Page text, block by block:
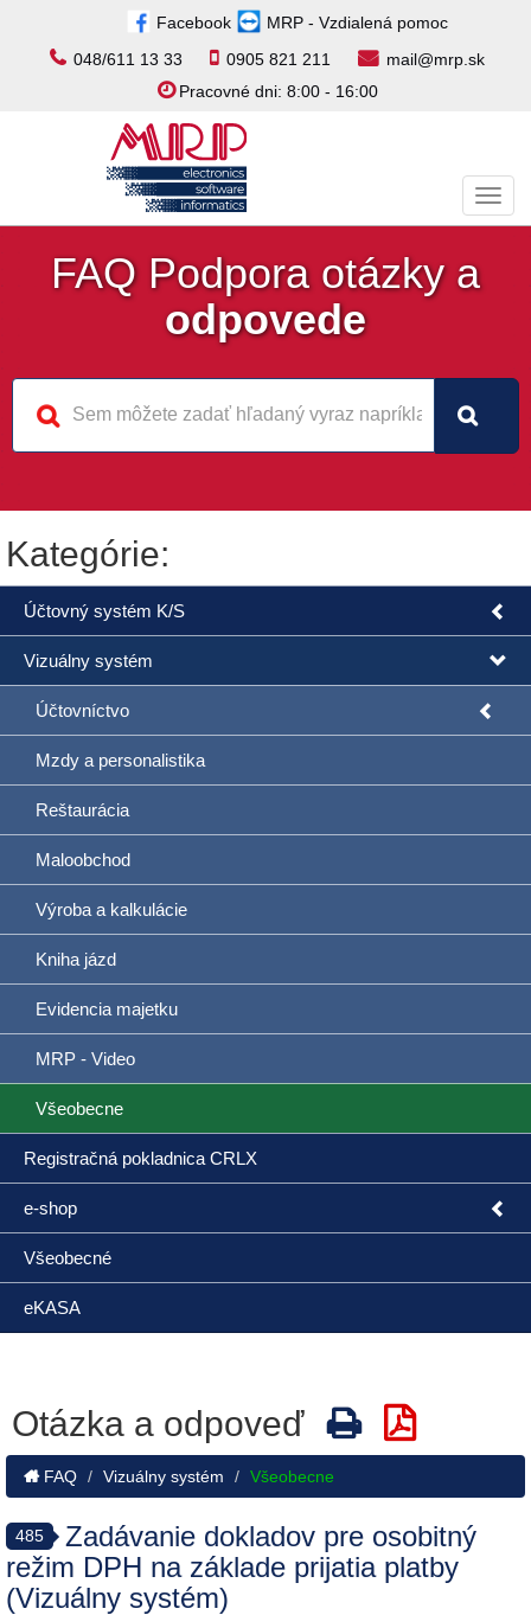
Facebook
MRP - Vzdialená pomoc
048/611 13 33
0905 821 211
mail@mrp.sk
Pracovné dni: 8:00 - 16:00
FAQ Podpora otázky a
odpovede
Kategórie:
Účtovný systém K/S
Vizuálny systém
Účtovníctvo
Mzdy a personalistika
Reštaurácia
Maloobchod
Výroba a kalkulácie
Kniha jázd
Evidencia majetku
MRP - Video
Všeobecne
Registračná pokladnica CRLX
e-shop
Všeobecné
eKASA
Otázka a odpoveď
FAQ Vizuálny systém Všeobecne
485
Zadávanie dokladov pre osobitný
režim DPH na základe prijatia platby
(Vizuálny systém)